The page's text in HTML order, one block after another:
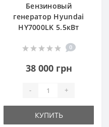
Бензиновый
генератор Hyundai
HY7000LK 5.5кВт
0
38 000 грн
- +
КУПИТЬ